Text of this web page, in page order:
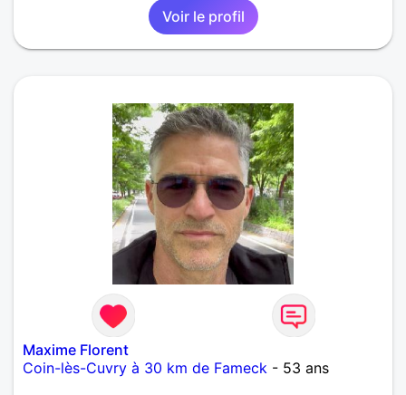
Voir le profil
Maxime Florent
Coin-lès-Cuvry à 30 km de Fameck - 53 ans